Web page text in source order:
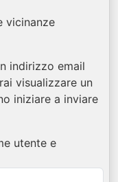
vicinanze
indirizzo email
visualizzare un
iniziare a inviare
utente e